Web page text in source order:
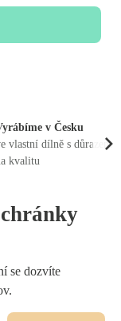
v Česku
vlastní dílně s důrazem
kvalitu
se dozvíte